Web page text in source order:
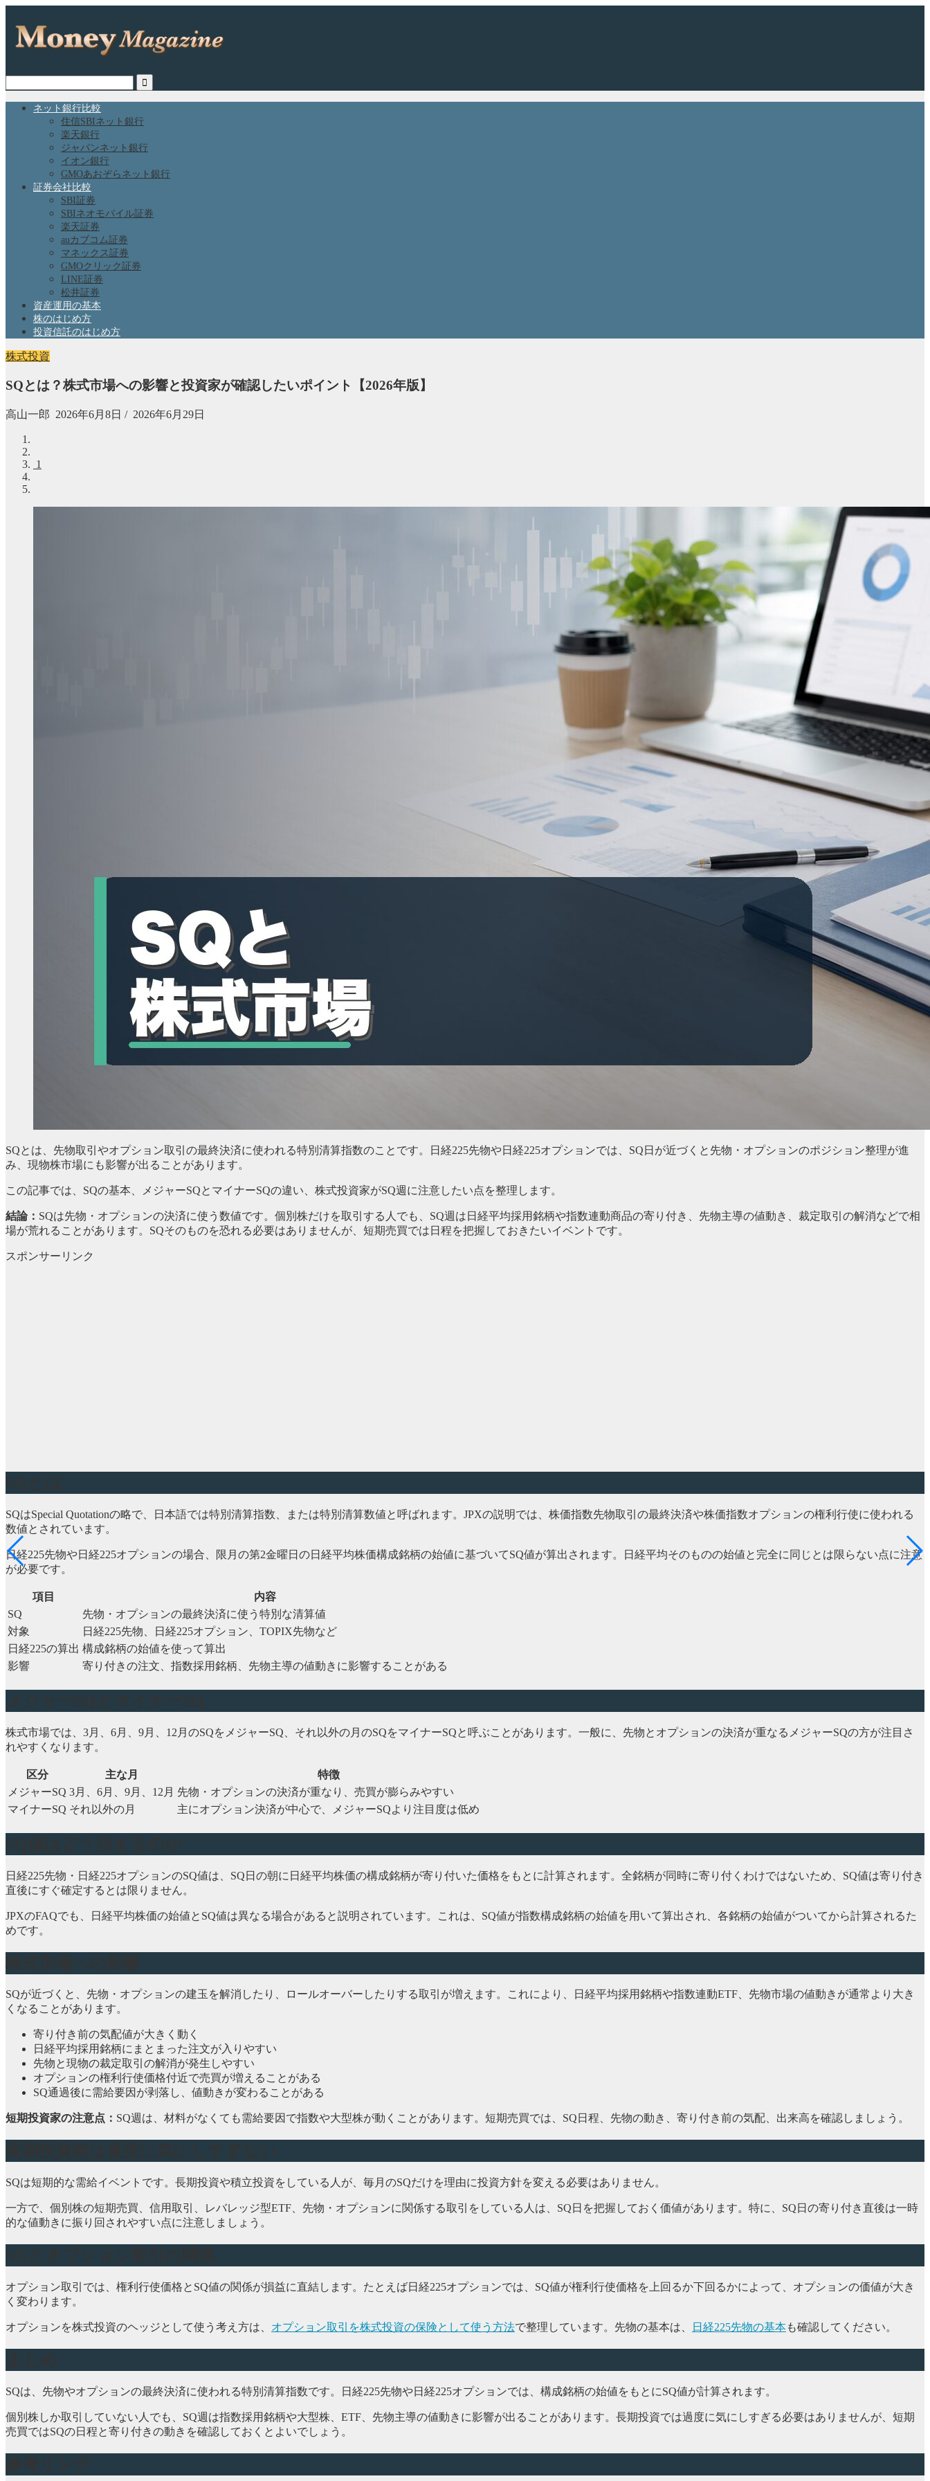
ネット銀行比較
住信SBIネット銀行
楽天銀行
ジャパンネット銀行
イオン銀行
GMOあおぞらネット銀行
証券会社比較
SBI証券
SBIネオモバイル証券
楽天証券
auカブコム証券
マネックス証券
GMOクリック証券
LINE証券
松井証券
資産運用の基本
株のはじめ方
投資信託のはじめ方
株式投資
SQとは？株式市場への影響と投資家が確認したいポイント【2026年版】
高山一郎 2026年6月8日 / 2026年6月29日
1
SQとは、先物取引やオプション取引の最終決済に使われる特別清算指数のことです。日経225先物や日経225オプションでは、SQ日が近づくと先物・オプションのポジション整理が進
み、現物株市場にも影響が出ることがあります。
この記事では、SQの基本、メジャーSQとマイナーSQの違い、株式投資家がSQ週に注意したい点を整理します。
結論： SQは先物・オプションの決済に使う数値です。個別株だけを取引する人でも、SQ週は日経平均採用銘柄や指数連動商品の寄り付き、先物主導の値動き、裁定取引の解消などで相
場が荒れることがあります。SQそのものを恐れる必要はありませんが、短期売買では日程を把握しておきたいイベントです。
スポンサーリンク
SQはSpecial Quotationの略で、日本語では特別清算指数、または特別清算数値と呼ばれます。JPXの説明では、株価指数先物取引の最終決済や株価指数オプションの権利行使に使われる
数値とされています。
日経225先物や日経225オプションの場合、限月の第2金曜日の日経平均株価構成銘柄の始値に基づいてSQ値が算出されます。日経平均そのものの始値と完全に同じとは限らない点に注意
が必要です。
項目
内容
SQ
先物・オプションの最終決済に使う特別な清算値
対象
日経225先物、日経225オプション、TOPIX先物など
日経225の算出 構成銘柄の始値を使って算出
影響
寄り付きの注文、指数採用銘柄、先物主導の値動きに影響することがある
株式市場では、3月、6月、9月、12月のSQをメジャーSQ、それ以外の月のSQをマイナーSQと呼ぶことがあります。一般に、先物とオプションの決済が重なるメジャーSQの方が注目さ
れやすくなります。
区分 主な月
特徴
メジャーSQ 3月、6月、9月、12月 先物・オプションの決済が重なり、売買が膨らみやすい
マイナーSQ それ以外の月 主にオプション決済が中心で、メジャーSQより注目度は低め
日経225先物・日経225オプションのSQ値は、SQ日の朝に日経平均株価の構成銘柄が寄り付いた価格をもとに計算されます。全銘柄が同時に寄り付くわけではないため、SQ値は寄り付き
直後にすぐ確定するとは限りません。
JPXのFAQでも、日経平均株価の始値とSQ値は異なる場合があると説明されています。これは、SQ値が指数構成銘柄の始値を用いて算出され、各銘柄の始値がついてから計算されるた
めです。
SQが近づくと、先物・オプションの建玉を解消したり、ロールオーバーしたりする取引が増えます。これにより、日経平均採用銘柄や指数連動ETF、先物市場の値動きが通常より大き
くなることがあります。
寄り付き前の気配値が大きく動く
日経平均採用銘柄にまとまった注文が入りやすい
先物と現物の裁定取引の解消が発生しやすい
オプションの権利行使価格付近で売買が増えることがある
SQ通過後に需給要因が剥落し、値動きが変わることがある
短期投資家の注意点： SQ週は、材料がなくても需給要因で指数や大型株が動くことがあります。短期売買では、SQ日程、先物の動き、寄り付き前の気配、出来高を確認しましょう。
SQは短期的な需給イベントです。長期投資や積立投資をしている人が、毎月のSQだけを理由に投資方針を変える必要はありません。
一方で、個別株の短期売買、信用取引、レバレッジ型ETF、先物・オプションに関係する取引をしている人は、SQ日を把握しておく価値があります。特に、SQ日の寄り付き直後は一時
的な値動きに振り回されやすい点に注意しましょう。
オプション取引では、権利行使価格とSQ値の関係が損益に直結します。たとえば日経225オプションでは、SQ値が権利行使価格を上回るか下回るかによって、オプションの価値が大き
く変わります。
オプションを株式投資のヘッジとして使う考え方は、 オプション取引を株式投資の保険として使う方法で整理しています。先物の基本は、 日経225先物の基本も確認してください。
SQは、先物やオプションの最終決済に使われる特別清算指数です。日経225先物や日経225オプションでは、構成銘柄の始値をもとにSQ値が計算されます。
個別株しか取引していない人でも、SQ週は指数採用銘柄や大型株、ETF、先物主導の値動きに影響が出ることがあります。長期投資では過度に気にしすぎる必要はありませんが、短期
売買ではSQの日程と寄り付きの動きを確認しておくとよいでしょう。